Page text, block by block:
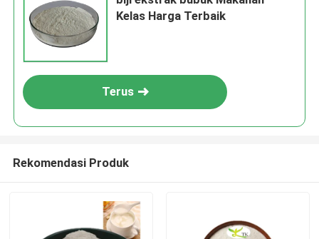
Kelas Harga Terbaik
Terus
Rekomendasi Produk